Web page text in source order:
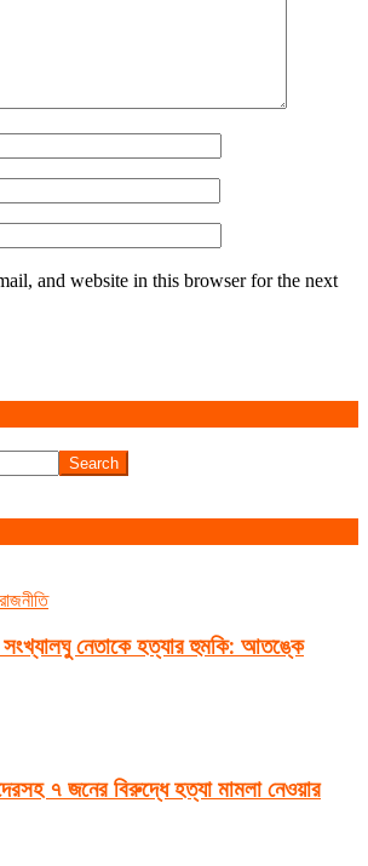
and website in this browser for the next
রাজনীতি
সংখ্যালঘু নেতাকে হত্যার হুমকি: আতঙ্কে
৭ জনের বিরুদ্ধে হত্যা মামলা নেওয়ার